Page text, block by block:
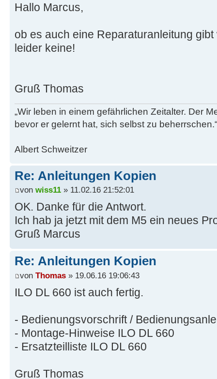
Hallo Marcus,
ob es auch eine Reparaturanleitung
leider keine!
Gruß Thomas
„Wir leben in einem gefährlichen Zeitalter. Der
bevor er gelernt hat, sich selbst zu beherrschen.“
Albert Schweitzer
Re: Anleitungen Kopien
von wiss11 » 11.02.16 21:52:01
OK. Danke für die Antwort.
Ich hab ja jetzt mit dem M5 ein neues
Gruß Marcus
Re: Anleitungen Kopien
von Thomas » 19.06.16 19:06:43
ILO DL 660 ist auch fertig.
- Bedienungsvorschrift /
- Montage-Hinweise ILO DL 660
- Ersatzteilliste ILO DL 660
Gruß Thomas